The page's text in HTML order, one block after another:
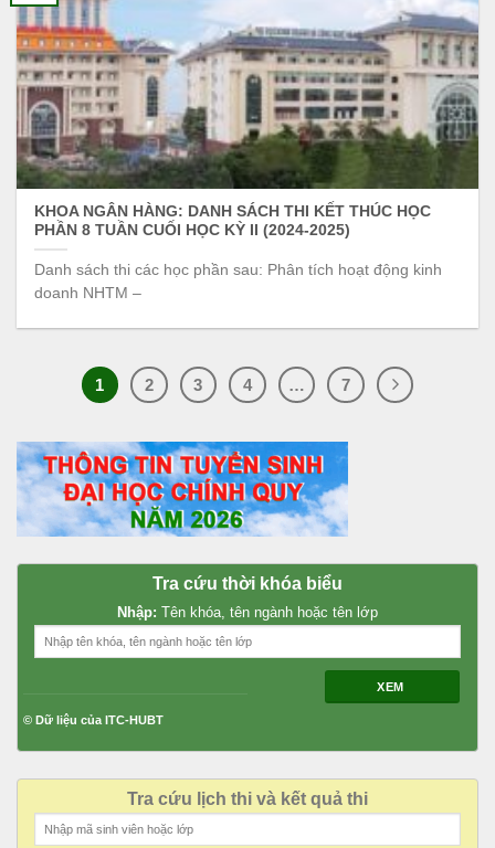
KHOA NGÂN HÀNG: DANH SÁCH THI KẾT THÚC HỌC
PHẦN 8 TUẦN CUỐI HỌC KỲ II (2024-2025)
Danh sách thi các học phần sau: Phân tích hoạt động kinh
doanh NHTM –
1 2 3 4 … 7
Tra cứu thời khóa biểu
Nhập: Tên khóa, tên ngành hoặc tên lớp
XEM
© Dữ liệu của ITC-HUBT
Tra cứu lịch thi và kết quả thi